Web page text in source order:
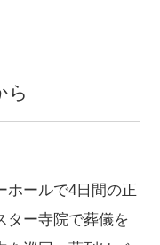
ら
ホールで4日間の正
ター寺院で葬儀を